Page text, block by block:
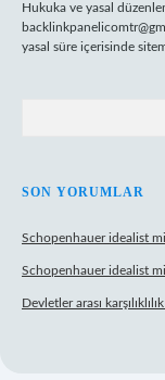
Hukuka ve yasal
yasal süre içerisinde
SON YORUMLAR
Schopenhauer idealist
Schopenhauer idealist
Devletler arası